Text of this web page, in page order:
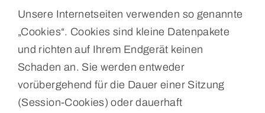
Unsere Internetseiten verwenden so genannte
„Cookies“. Cookies sind kleine Datenpakete
und richten auf Ihrem Endgerät keinen
Schaden an. Sie werden entweder
vorübergehend für die Dauer einer Sitzung
(Session-Cookies) oder dauerhaft